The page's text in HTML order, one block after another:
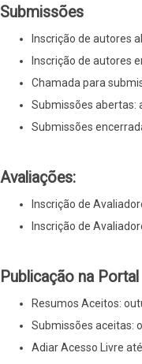
Submissões
Inscrição de autores
Inscrição de autores
Chamada para
Submissões abertas:
Submissões
Avaliações:​​​​​​​
Inscrição de
Inscrição de
Publicação na Portal
Resumos Aceitos:
Submissões aceitas:
Adiar Acesso Livre